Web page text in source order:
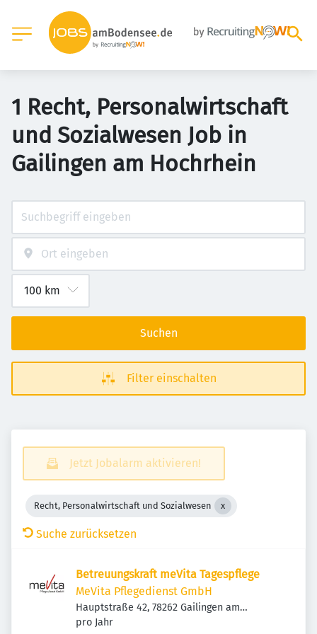
1 Recht, Personalwirtschaft
und Sozialwesen Job in
Gailingen am Hochrhein
Suchen
Filter einschalten
Jetzt Jobalarm aktivieren!
Recht, Personalwirtschaft und Sozialwesen
Suche zurücksetzen
Betreuungskraft meVita Tagespflege
MeVita Pflegedienst GmbH
Hauptstraße 42, 78262 Gailingen am
Hochrhein, Deutschland
pro Jahr